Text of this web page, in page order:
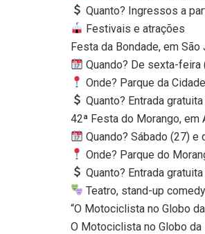
Quanto? Ingressos a
Festivais e atrações
Festa da Bondade, em
Quando? De sexta-feira
Onde? Parque da
Quanto? Entrada gratuita
42ª Festa do Morango, em
Quando? Sábado (27) e
Onde? Parque do
Quanto? Entrada gratuita
Teatro, stand-up
“O Motociclista no Globo
O Motociclista no Globo